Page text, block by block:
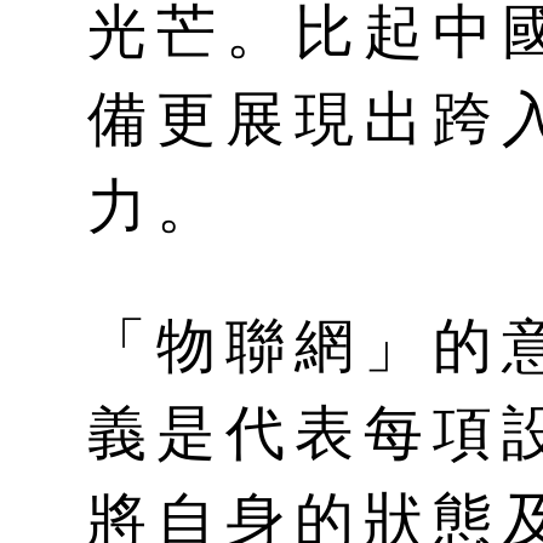
光芒。比起中
備更展現出跨
力。
「物聯網」的
義是代表每項
將自身的狀態